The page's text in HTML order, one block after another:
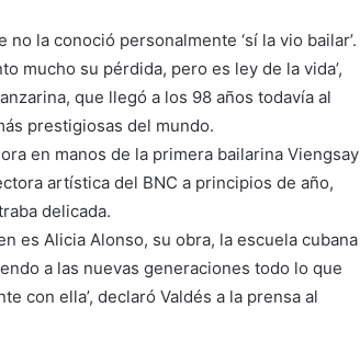
la conoció personalmente ‘sí la vio bailar’.
mucho su pérdida, pero es ley de la vida’,
que llegó a los 98 años todavía al
prestigiosas del mundo.
en manos de la primera bailarina Viengsay
artística del BNC a principios de año,
delicada.
es Alicia Alonso, su obra, la escuela cubana
a las nuevas generaciones todo lo que
con ella’, declaró Valdés a la prensa al